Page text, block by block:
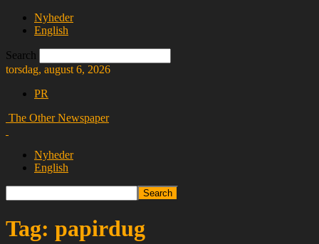
Nyheder
English
Search
torsdag, august 6, 2026
PR
The Other Newspaper
Nyheder
English
Tag: papirdug